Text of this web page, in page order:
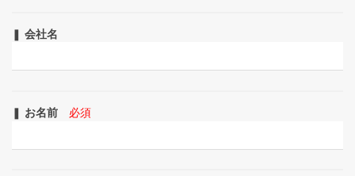
❚ 会社名
❚ お名前 必須